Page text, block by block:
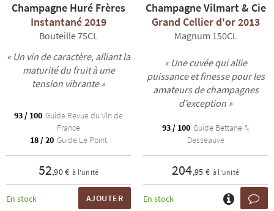
Champagne Huré Frères
Instantané 2019
Bouteille 75CL
« Un vin de caractère, alliant la
maturité du fruit à une
tension vibrante »
93 / 100 Guide Revue du Vin de
France
18 / 20 Guide Le Point
52,90 € à l'unité
En stock AJOUTER
Champagne Vilmart & Cie
Grand Cellier d'or 2013
Magnum 150CL
« Une cuvée qui allie
puissance et finesse pour les
amateurs de champagnes
d’exception »
93 / 100 Guide Bettane &
Desseauve
204,95 € à l'unité
En stock